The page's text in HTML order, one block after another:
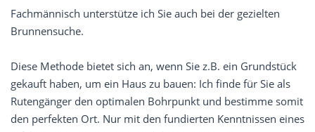
Fachmännisch unterstütze ich Sie auch bei der gezielten
Brunnensuche.
Diese Methode bietet sich an, wenn Sie z.B. ein Grundstück
gekauft haben, um ein Haus zu bauen: Ich finde für Sie als
Rutengänger den optimalen Bohrpunkt und bestimme somit
den perfekten Ort. Nur mit den fundierten Kenntnissen eines